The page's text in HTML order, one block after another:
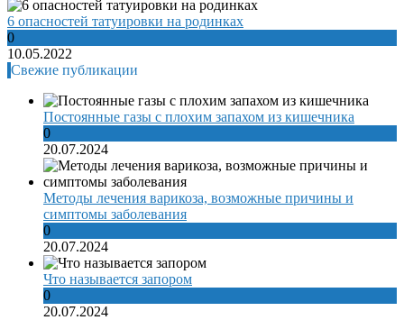
6 опасностей татуировки на родинках
0
10.05.2022
Свежие публикации
Постоянные газы с плохим запахом из кишечника
0
20.07.2024
Методы лечения варикоза, возможные причины и
симптомы заболевания
0
20.07.2024
Что называется запором
0
20.07.2024